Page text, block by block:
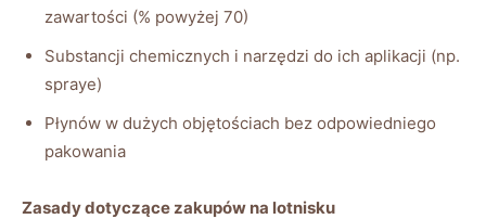
zawartości (% powyżej 70)
Substancji chemicznych i narzędzi do ich aplikacji (np.
spraye)
Płynów w dużych objętościach bez odpowiedniego
pakowania
Zasady dotyczące zakupów na lotnisku